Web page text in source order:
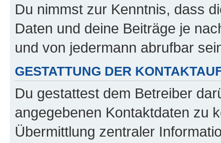
Du nimmst zur Kenntnis, dass
Daten und deine Beiträge je
und von jedermann abrufbar
GESTATTUNG DER
Du gestattest dem Betreiber
angegebenen Kontaktdaten zu
Übermittlung zentraler